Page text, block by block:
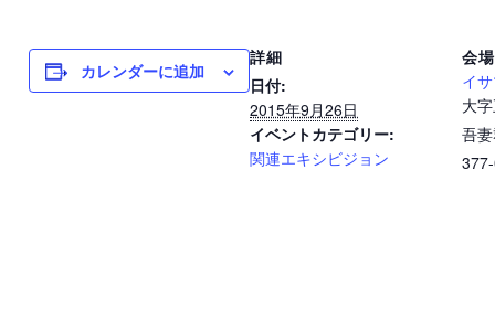
カレンダーに追加
詳細
日付:
2015年9月26日
イベントカテゴリー:
関連エキシビジョン
会場
イ
大
吾